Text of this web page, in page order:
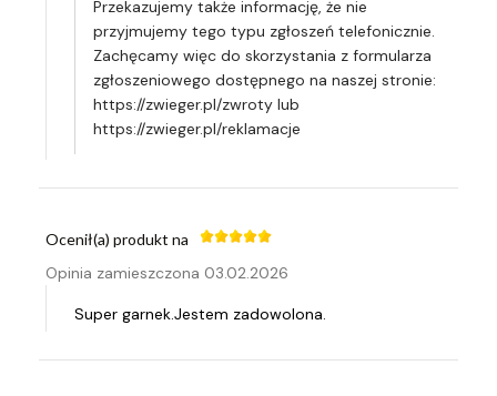
Przekazujemy także informację, że nie
przyjmujemy tego typu zgłoszeń telefonicznie.
Zachęcamy więc do skorzystania z formularza
zgłoszeniowego dostępnego na naszej stronie:
https://zwieger.pl/zwroty lub
https://zwieger.pl/reklamacje
Ocenił(a) produkt na
Opinia zamieszczona 03.02.2026
Super garnek.Jestem zadowolona.